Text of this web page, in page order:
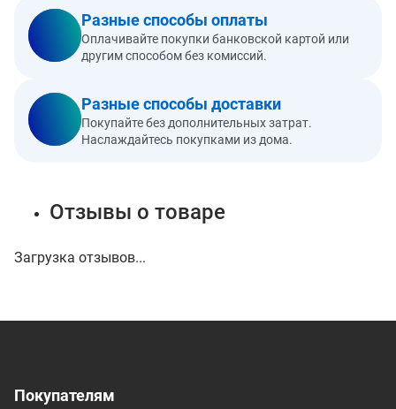
Разные способы оплаты
Оплачивайте покупки банковской картой или
другим способом без комиссий.
Разные способы доставки
Покупайте без дополнительных затрат.
Наслаждайтесь покупками из дома.
Отзывы о товаре
Загрузка отзывов...
Покупателям